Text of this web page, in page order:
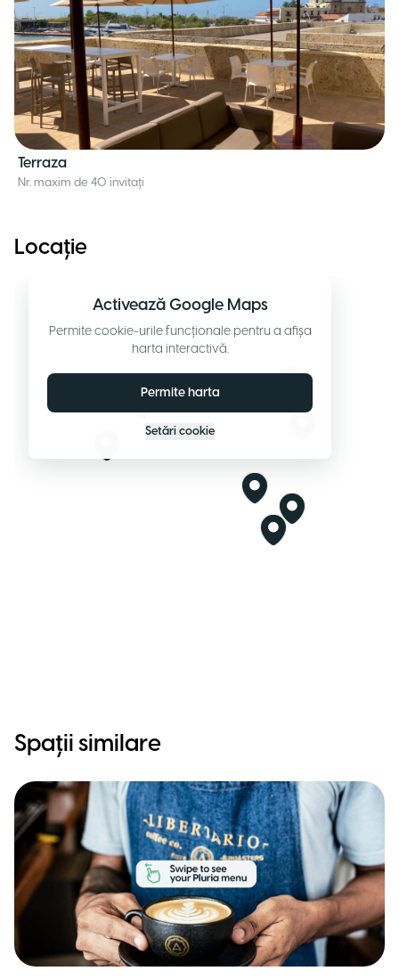
Terraza
Nr. maxim de 40 invitați
Locație
Activează Google Maps
Permite cookie-urile funcționale pentru a afișa
harta interactivă.
Permite harta
Setări cookie
Spații similare